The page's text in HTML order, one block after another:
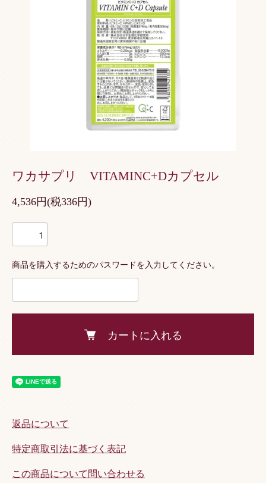
ワカサプリ VITAMINC+Dカプセル
4,536円(税336円)
商品を購入するためのパスワードを入力してください。
カートに入れる
返品について
特定商取引法に基づく表記
この商品について問い合わせる